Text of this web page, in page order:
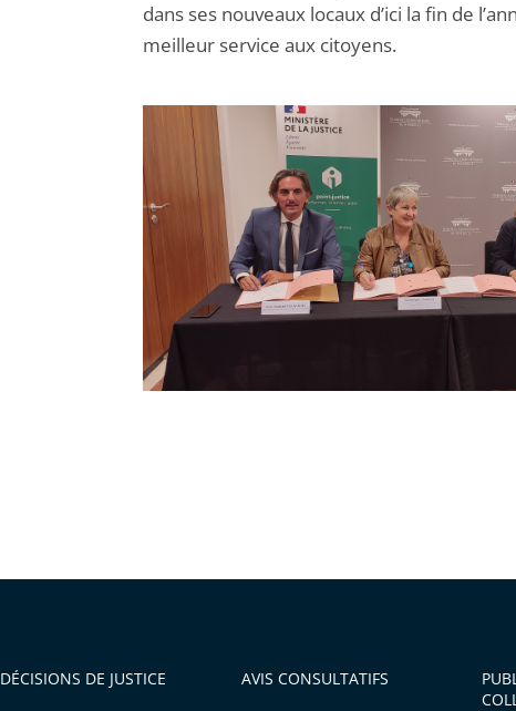
dans ses nouveaux locaux d’ici la fin de
meilleur service aux citoyens.
DÉCISIONS DE JUSTICE AVIS CONSULTATIFS